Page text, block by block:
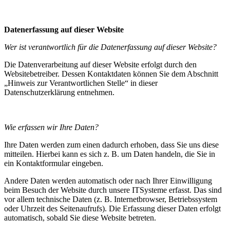
Datenerfassung auf dieser Website
Wer ist verantwortlich für die Datenerfassung auf dieser Website?
Die Datenverarbeitung auf dieser Website erfolgt durch den
Websitebetreiber. Dessen Kontaktdaten können Sie dem Abschnitt
„Hinweis zur Verantwortlichen Stelle“ in dieser
Datenschutzerklärung entnehmen.
Wie erfassen wir Ihre Daten?
Ihre Daten werden zum einen dadurch erhoben, dass Sie uns diese
mitteilen. Hierbei kann es sich z. B. um Daten handeln, die Sie in
ein Kontaktformular eingeben.
Andere Daten werden automatisch oder nach Ihrer Einwilligung
beim Besuch der Website durch unsere ITSysteme erfasst. Das sind
vor allem technische Daten (z. B. Internetbrowser, Betriebssystem
oder Uhrzeit des Seitenaufrufs). Die Erfassung dieser Daten erfolgt
automatisch, sobald Sie diese Website betreten.